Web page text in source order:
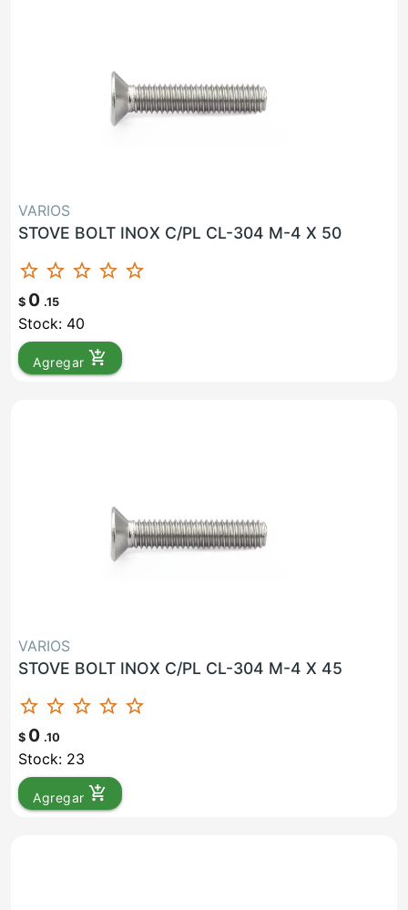
VARIOS
STOVE BOLT INOX C/PL CL-304 M-4 X 50
star_border star_border star_border star_border star_border
$ 0 .15
Stock: 40
Agregar add_shopping_cart
VARIOS
STOVE BOLT INOX C/PL CL-304 M-4 X 45
star_border star_border star_border star_border star_border
$ 0 .10
Stock: 23
Agregar add_shopping_cart